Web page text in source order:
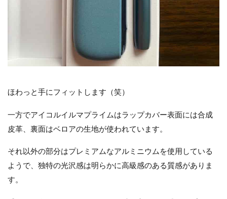
ほわっと手にフィットします（笑）
一方でアイコルイルマプライムはラップカバー表面には合成
皮革、裏面はベロアの生地が使われています。
それ以外の部分はプレミアムなアルミニウムを使用している
ようで、独特の光沢感は明らかに高級感のある質感がありま
す。